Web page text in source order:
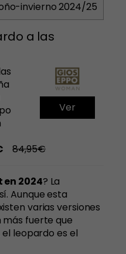
invierno 2024/25
a las
84,95€
Ver
en 2024? La
Aunque esta
varias versiones
fuerte que
el leopardo es el